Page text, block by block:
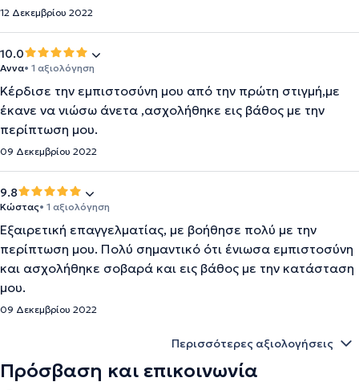
12 Δεκεμβρίου 2022
10.0
Αννα• 1 αξιολόγηση
Κέρδισε την εμπιστοσύνη μου από την πρώτη στιγμή,με
έκανε να νιώσω άνετα ,ασχολήθηκε εις βάθος με την
περίπτωση μου.
09 Δεκεμβρίου 2022
9.8
Κώστας• 1 αξιολόγηση
Εξαιρετική επαγγελματίας, με βοήθησε πολύ με την
περίπτωση μου. Πολύ σημαντικό ότι ένιωσα εμπιστοσύνη
και ασχολήθηκε σοβαρά και εις βάθος με την κατάσταση
μου.
09 Δεκεμβρίου 2022
Περισσότερες αξιολογήσεις
Πρόσβαση και επικοινωνία